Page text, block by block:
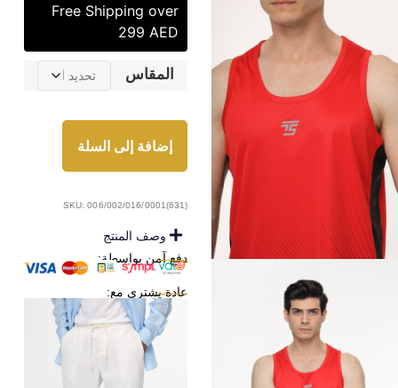
Free Shipping over
299 AED
المقاس
إضافة إلى السلة
SKU: 006/002/016/0001(631)
وصف المنتج
دفع آمن بواسطة:
عادة يشترى مع: